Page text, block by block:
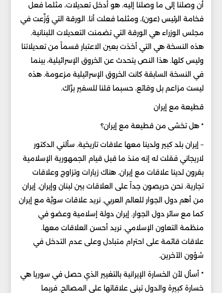
أن وصلنا إلى ما وصلنا إليه. هو أدخل تعديلات، مثلما فعل
فخامة الرئيس (عون)، ومثلما فعلت أنا. الورقة التي وُزِّعت في
مجلس الوزراء هي الورقة التي تضمنت التعديلات اللبنانية.
هذه النسخة هي التي أخذت بعين الاعتبار قسماً من تعديلاتنا
وليس كلها. هذا النص يتحدث عن الخروق الإسرائيلية، بينما
في النسخة السابقة كانت الخروق الإسرائيلية مزعومة. هذه
ليست مزاعم بل وقائع، حسبما قلنا للسفير برَّاك.
قطيعة مع إيران
* هل تخشى من قطيعة مع إيران؟
– إيران بلد كبير ولدينا معها علاقات تاريخية. سألني الدكتور
لاريجاني فقلت له إنه منذ ما قبل قيام الجمهورية الإسلامية
بقرون لدينا علاقات مع إيران. هناك زيارات وتزاوج وعلاقات
تجارية. نحن حريصون جداً على العلاقات بين لبنان وإيران. إيران
من أهم دول الجوار للعالم العربي. نريد علاقات سويَّة مع إيران
كما مع سائر دول الجوار. إيران دولة إسلامية وعضو في
منظمة التعاون الإسلامي. نريد أحسن العلاقات معها.
علاقات قائمة على احترام متبادل وعلى عدم التدخل في
شؤون الآخرين.
* أسأل لأن الخسارة الإيرانية بالتغيير الذي حصل في سوريا هي
خسارة كبيرة والدول تبني علاقاتها على المصالح. فربما